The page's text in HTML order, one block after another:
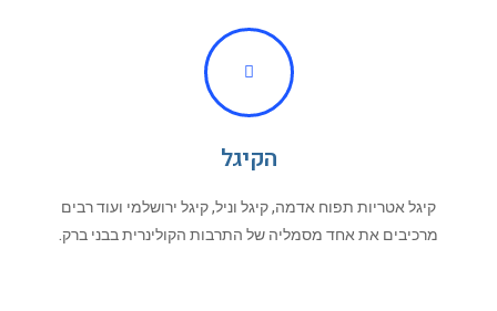
הקיגל
קיגל אטריות תפוח אדמה, קיגל וניל, קיגל ירושלמי ועוד רבים
מרכיבים את אחד מסמליה של התרבות הקולינרית בבני ברק.